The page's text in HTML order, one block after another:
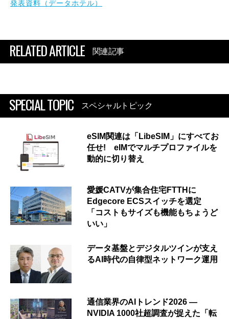
発表資料（データホテル）
RELATED ARTICLE 関連記事
SPECIAL TOPIC スペシャルトピック
eSIM関連は「LibeSIM」にすべてお
任せ! eIMでマルチプロファイルを
動的に切り替え
愛媛CATVが集合住宅FTTHに
Edgecore ECSスイッチを選定
「コストもサイズも機能もちょうど
いい」
データ基盤とデジタルツインが支え
るAI時代の自律型ネットワーク運用
通信業界のAIトレンド2026 ―
NVIDIA 1000社超調査が捉えた「転